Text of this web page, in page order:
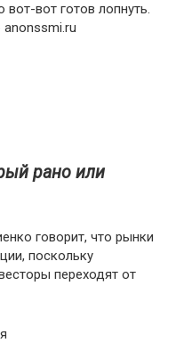
вот-вот готов лопнуть.
anonssmi.ru
рано или
говорит, что рынки
поскольку
переходят от